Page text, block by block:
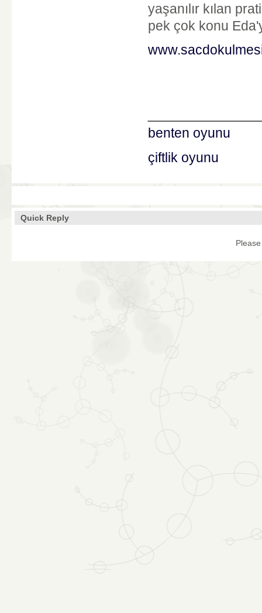
yaşanılır kılan
pek çok konu
benten oyunu
çiftlik oyunu
Quick Reply